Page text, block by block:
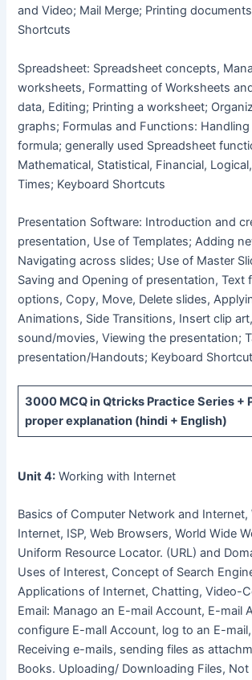
and Video; Mail Merge; Printing
Shortcuts
Spreadsheet: Spreadsheet concepts,
worksheets, Formatting of Worksheets
data, Editing; Printing a worksheet;
graphs; Formulas and Functions:
formula; generally used Spreadsheet
Mathematical, Statistical, Financial,
Times; Keyboard Shortcuts
Presentation Software: Introduction and
presentation, Use of Templates; Adding
Navigating across slides; Use of Master
Saving and Opening of presentation, Text
options, Copy, Move, Delete slides,
Animations, Side Transitions, Insert clip
sound/movies, Viewing the presentation;
presentation/Handouts; Keyboard
3000 MCQin Qtricks Practice Series +
proper explanation (hindi + English)
Unit 4: Working with Internet
Basics of Computer Network and Internet,
Internet, ISP, Web Browsers, World Wide
Uniform Resource Locator. (URL) and
Uses of Interest, Concept of Search
Applications of Internet, Chatting, Video-
Email: Manago an E-mail Account, E-mail
configure E-mall Account, log to an E-
Receiving e-mails, sending files as
Books. Uploading/ Downloading Files, Not